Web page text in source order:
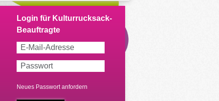
Neues Passwort anfordern